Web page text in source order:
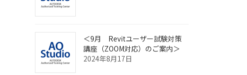
＜9月 Revitユーザー試験対策
講座（ZOOM対応）のご案内＞
2024年8月17日